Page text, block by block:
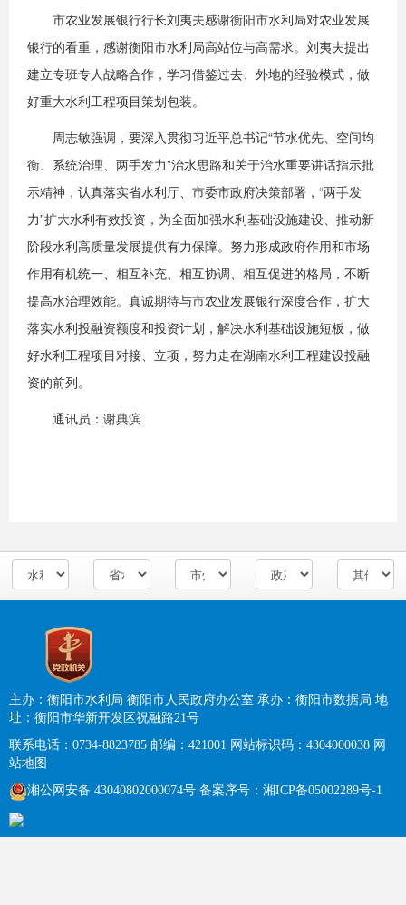
市农业发展银行行长刘夷夫感谢衡阳市水利局对农业发展
银行的看重，感谢衡阳市水利局高站位与高需求。刘夷夫提出
建立专班专人战略合作，学习借鉴过去、外地的经验模式，做
好重大水利工程项目策划包装。
周志敏强调，要深入贯彻习近平总书记“节水优先、空间均
衡、系统治理、两手发力”治水思路和关于治水重要讲话指示批
示精神，认真落实省水利厅、市委市政府决策部署，“两手发
力”扩大水利有效投资，为全面加强水利基础设施建设、推动新
阶段水利高质量发展提供有力保障。努力形成政府作用和市场
作用有机统一、相互补充、相互协调、相互促进的格局，不断
提高水治理效能。真诚期待与市农业发展银行深度合作，扩大
落实水利投融资额度和投资计划，解决水利基础设施短板，做
好水利工程项目对接、立项，努力走在湖南水利工程建设投融
资的前列。
通讯员：谢典滨
主办：衡阳市水利局 衡阳市人民政府办公室 承办：衡阳市数据局 地
址：衡阳市华新开发区祝融路21号
联系电话：0734-8823785 邮编：421001 网站标识码：4304000038 网
站地图
湘公网安备 43040802000074号 备案序号： 湘ICP备05002289号-1